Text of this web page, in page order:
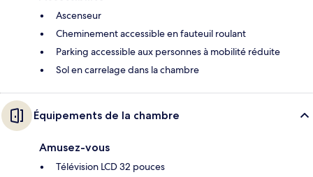
Ascenseur
Cheminement accessible en fauteuil roulant
Parking accessible aux personnes à mobilité réduite
Sol en carrelage dans la chambre
Équipements de la chambre
Amusez-vous
Télévision LCD 32 pouces